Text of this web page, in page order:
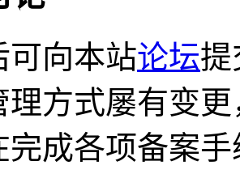
可向本站论坛提
理方式屡有变
完成各项备案